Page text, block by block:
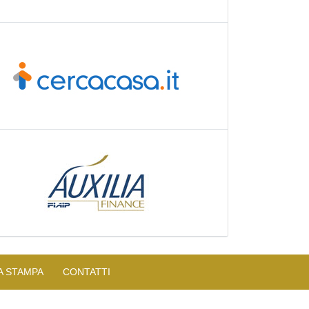
STAMPA CONTATTI